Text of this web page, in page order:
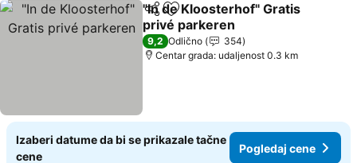
Deli Dodati u favorite
"In de Kloosterhof" Gratis
privé parkeren
9,2 Odlično
354
Centar grada: udaljenost 0.3 km
Izaberi datume da bi se prikazale tačne
cene
Pogledaj cene